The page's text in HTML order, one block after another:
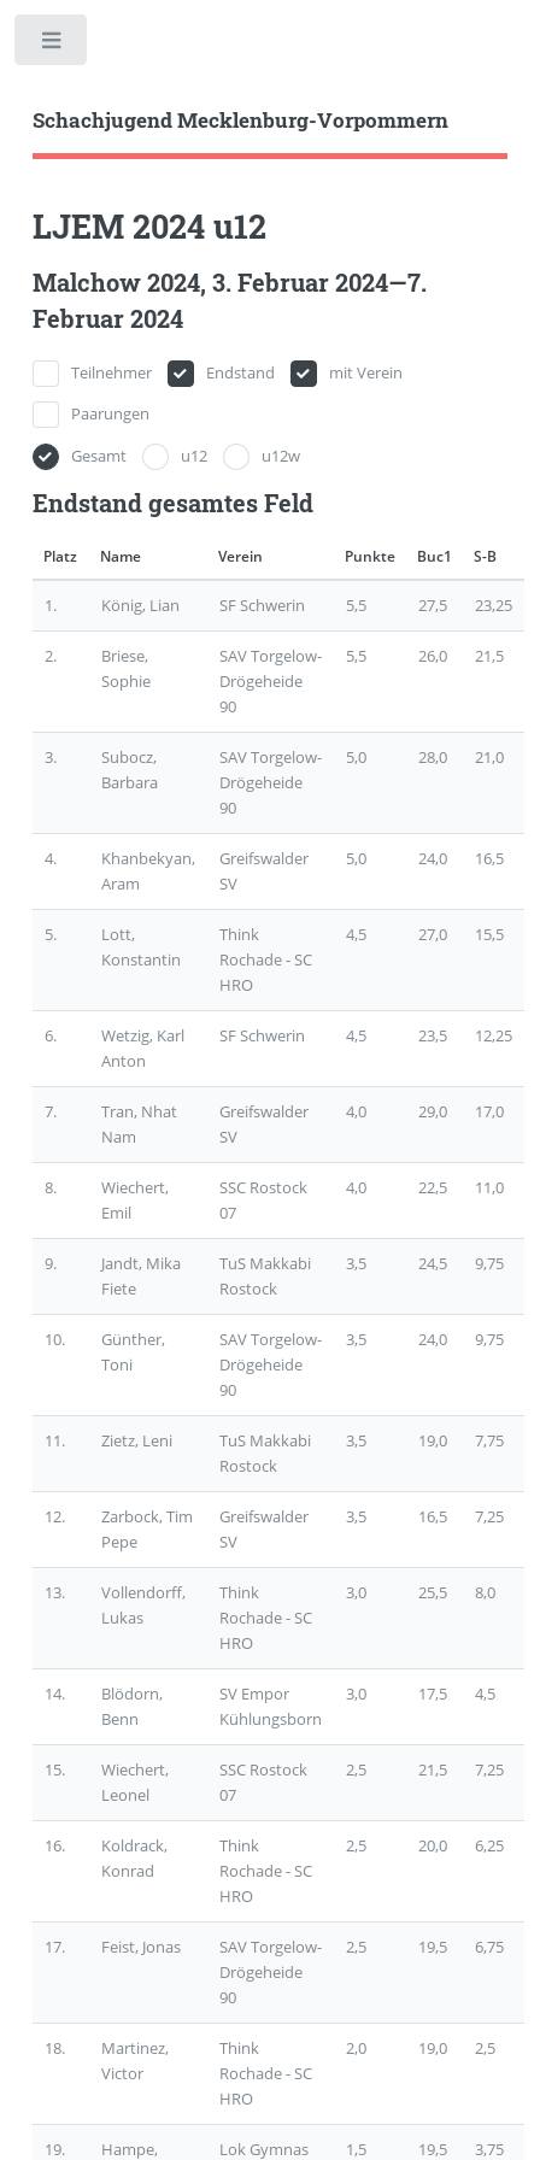
Schachjugend Mecklenburg-Vorpommern
LJEM 2024 u12
Malchow 2024, 3. Februar 2024—7.
Februar 2024
Teilnehmer Endstand
mit Verein
Paarungen
Gesamt
u12 u12w
Endstand gesamtes Feld
Platz Name Verein Punkte Buc1 S-B
1. König, Lian SF Schwerin 5,5 27,5 23,25
2.
Briese,
Sophie
SAV Torgelow-
Drögeheide
90
5,5 26,0 21,5
3.
Subocz,
Barbara
SAV Torgelow-
Drögeheide
90
5,0 28,0 21,0
4.
Khanbekyan,
Aram
Greifswalder
SV
5,0 24,0 16,5
5.
Lott,
Konstantin
Think
Rochade - SC
HRO
4,5 27,0 15,5
6.
Wetzig, Karl
Anton
SF Schwerin 4,5 23,5 12,25
7.
Tran, Nhat
Nam
Greifswalder
SV
4,0 29,0 17,0
8.
Wiechert,
Emil
SSC Rostock
07
4,0 22,5 11,0
9.
Jandt, Mika
Fiete
TuS Makkabi
Rostock
3,5 24,5 9,75
10.
Günther,
Toni
SAV Torgelow-
Drögeheide
90
3,5 24,0 9,75
11. Zietz, Leni
TuS Makkabi
Rostock
3,5 19,0 7,75
12.
Zarbock, Tim
Pepe
Greifswalder
SV
3,5 16,5 7,25
13.
Vollendorff,
Lukas
Think
Rochade - SC
HRO
3,0 25,5 8,0
14.
Blödorn,
Benn
SV Empor
Kühlungsborn
3,0 17,5 4,5
15.
Wiechert,
Leonel
SSC Rostock
07
2,5 21,5 7,25
16.
Koldrack,
Konrad
Think
Rochade - SC
HRO
2,5 20,0 6,25
17. Feist, Jonas
SAV Torgelow-
Drögeheide
90
2,5 19,5 6,75
18.
Martinez,
Victor
Think
Rochade - SC
HRO
2,0 19,0 2,5
19. Hampe, Lok Gymnas 1,5 19,5 3,75